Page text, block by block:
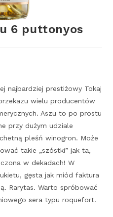
6 puttonyos
najbardziej prestiżowy Tokaj
wielu producentów
Aszu to po prostu
przy dużym udziale
pleśń winogron. Może
takie „szóstki” jak ta,
w dekadach! W
gęsta jak miód faktura
Rarytas. Warto spróbować
sera typu roquefort.